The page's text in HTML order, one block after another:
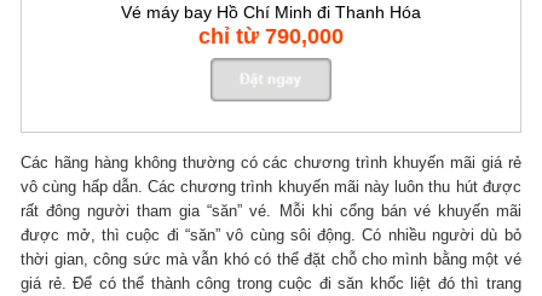
Vé máy bay Hồ Chí Minh đi Thanh Hóa
chỉ từ 790,000
Các hãng hàng không thường có các chương trình khuyến mãi giá rẻ
vô cùng hấp dẫn. Các chương trình khuyến mãi này luôn thu hút được
rất đông người tham gia “săn” vé. Mỗi khi cổng bán vé khuyến mãi
được mở, thì cuộc đi “săn” vô cùng sôi động. Có nhiều người dù bỏ
thời gian, công sức mà vẫn khó có thể đặt chỗ cho mình bằng một vé
giá rẻ. Để có thể thành công trong cuộc đi săn khốc liệt đó thì trang